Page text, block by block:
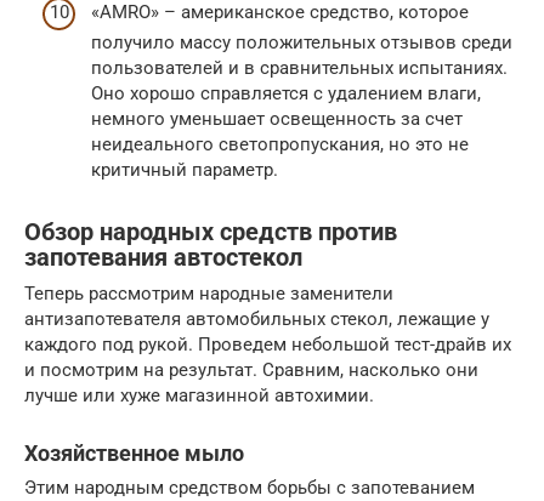
«AMRO» – американское средство, которое
получило массу положительных отзывов среди
пользователей и в сравнительных испытаниях.
Оно хорошо справляется с удалением влаги,
немного уменьшает освещенность за счет
неидеального светопропускания, но это не
критичный параметр.
Обзор народных средств против
запотевания автостекол
Теперь рассмотрим народные заменители
антизапотевателя автомобильных стекол, лежащие у
каждого под рукой. Проведем небольшой тест-драйв их
и посмотрим на результат. Сравним, насколько они
лучше или хуже магазинной автохимии.
Хозяйственное мыло
Этим народным средством борьбы с запотеванием